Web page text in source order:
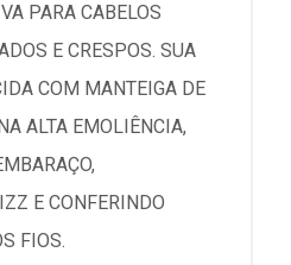
PARA CABELOS
E CRESPOS. SUA
COM MANTEIGA DE
ALTA EMOLIÊNCIA,
E CONFERINDO
FIOS.